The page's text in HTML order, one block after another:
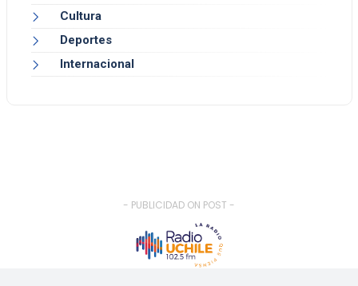
Cultura
Deportes
Internacional
- PUBLICIDAD ON POST -